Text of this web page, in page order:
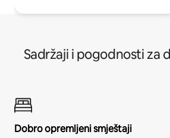
Sadržaji i pogodnosti za
Dobro opremljeni smještaji